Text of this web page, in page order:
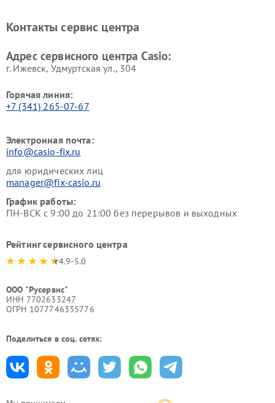
Контакты сервис центра
Адрес сервисного центра Casio:
г. Ижевск, Удмуртская ул., 304
Горячая линия:
+7 (341) 265-07-67
Электронная почта:
info@casio-fix.ru
для юридических лиц
manager@fix-casio.ru
График работы:
ПН-ВСК с 9:00 до 21:00 без перерывов и выходных
Рейтинг сервисного центра
4.9-5.0
ООО "Русервис"
ИНН 7702633247
ОГРН 1077746335776
Поделиться в соц. сетях: